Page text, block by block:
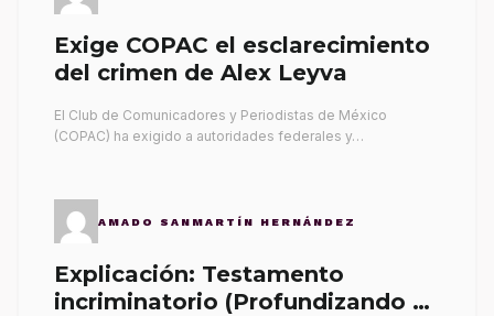
Exige COPAC el esclarecimiento
del crimen de Alex Leyva
El Club de Comunicadores y Periodistas de México
(COPAC) ha exigido a autoridades federales y…
AMADO SANMARTÍN HERNÁNDEZ
Explicación: Testamento
incriminatorio (Profundizando su